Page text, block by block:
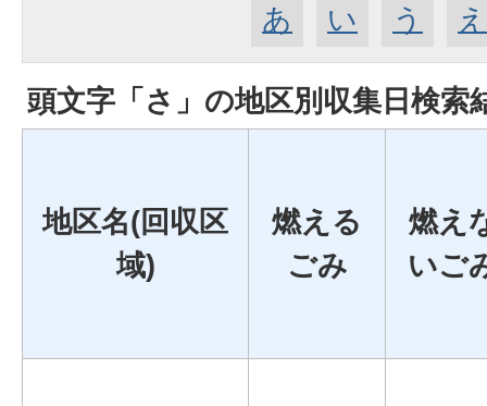
あ い う え
頭文字「 さ 」の地区別収集日検索
地区名(回収区
域)
燃える
ごみ
燃え
いご